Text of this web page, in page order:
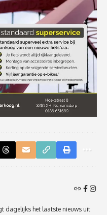
dagelijks het laatste nieuws uit